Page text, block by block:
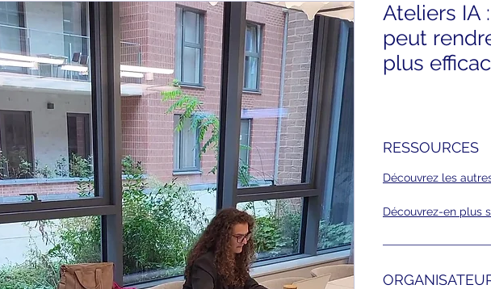
Ateliers IA
peut
plus
RESSOURCES
Découvrez les
Découvrez-en plus